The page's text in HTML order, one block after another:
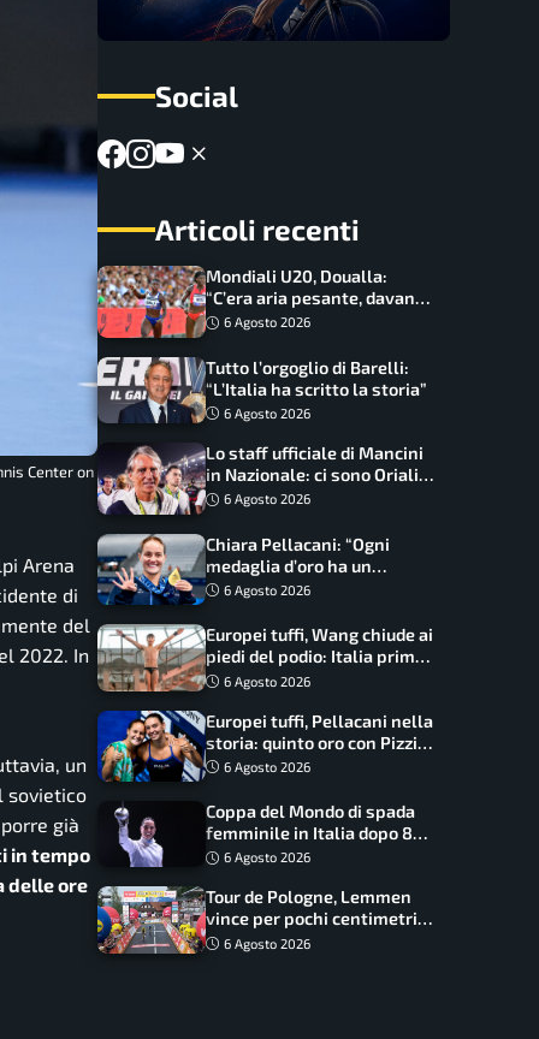
Center on
Arena
di
del
2022. In
un
sovietico
già
in tempo
delle ore
Social
Articoli recenti
Mondiali U20, Doualla:
“C’era aria pesante, davano
le mascherine! Finale? Non
6 Agosto 2026
Tutto l’orgoglio di Barelli:
“L’Italia ha scritto la storia”
6 Agosto 2026
Lo staff ufficiale di Mancini
in Nazionale: ci sono Oriali e
Bonucci, confermato un
6 Agosto 2026
Chiara Pellacani: “Ogni
medaglia d’oro ha un
significato diverso. Ho fatto
6 Agosto 2026
Europei tuffi, Wang chiude ai
piedi del podio: Italia prima
nel medagliere
6 Agosto 2026
Europei tuffi, Pellacani nella
storia: quinto oro con Pizzini
nel sincro da 3 metri
6 Agosto 2026
Coppa del Mondo di spada
femminile in Italia dopo 8
anni, Alberta Santuccio: “Il
frutti”
6 Agosto 2026
Tour de Pologne, Lemmen
vince per pochi centimetri
su Scaroni: maxi-caduta e
6 Agosto 2026